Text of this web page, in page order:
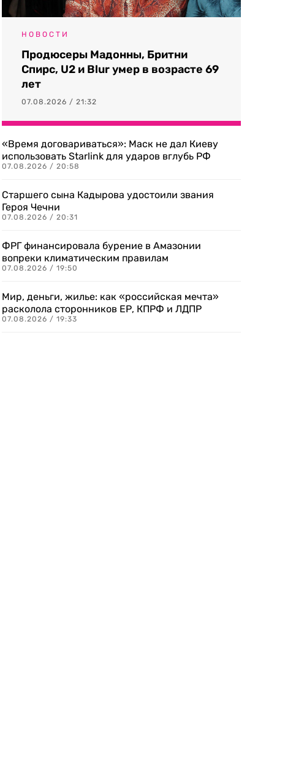
НОВОСТИ
Продюсеры Мадонны, Бритни
Спирс, U2 и Blur умер в возрасте 69
лет
07.08.2026 / 21:32
«Время договариваться»: Маск не дал Киеву
использовать Starlink для ударов вглубь РФ
07.08.2026 / 20:58
Старшего сына Кадырова удостоили звания
Героя Чечни
07.08.2026 / 20:31
ФРГ финансировала бурение в Амазонии
вопреки климатическим правилам
07.08.2026 / 19:50
Мир, деньги, жилье: как «российская мечта»
расколола сторонников ЕР, КПРФ и ЛДПР
07.08.2026 / 19:33